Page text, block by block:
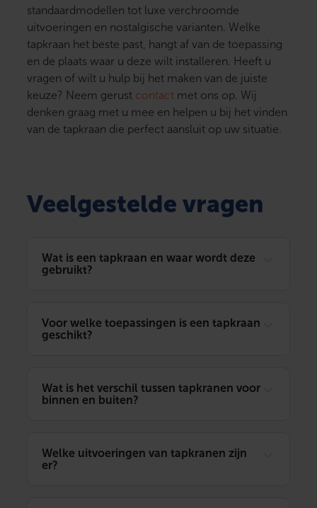
standaardmodellen tot luxe verchroomde
uitvoeringen en nostalgische varianten. Welke
tapkraan het beste past, hangt af van de toepassing
en de plaats waar u deze wilt installeren. Heeft u
vragen of wilt u hulp bij het maken van de juiste
keuze? Neem gerust contact met ons op. Wij
denken graag met u mee en helpen u bij het vinden
van de tapkraan die perfect aansluit op uw situatie.
Veelgestelde vragen
Wat is een tapkraan en waar wordt deze
gebruikt?
Voor welke toepassingen is een tapkraan
geschikt?
Wat is het verschil tussen tapkranen voor
binnen en buiten?
Welke uitvoeringen van tapkranen zijn
er?